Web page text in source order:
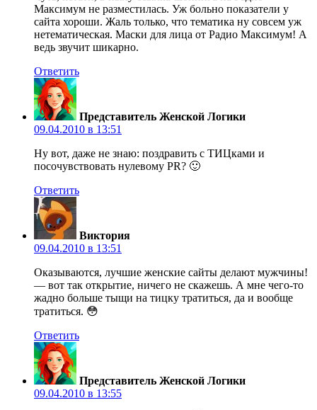
Максимум не разместилась. Уж больно показатели у
сайта хороши. Жаль только, что тематика ну совсем уж
нетематическая. Маски для лица от Радио Максимум! А
ведь звучит шикарно.
Ответить
Представитель Женской Логики
09.04.2010 в 13:51
Ну вот, даже не знаю: поздравить с ТИЦками и
посочувствовать нулевому PR? 🙂
Ответить
Виктория
09.04.2010 в 13:51
Оказываются, лучшие женские сайты делают мужчины!
— вот так открытие, ничего не скажешь. А мне чего-то
жадно больше тыщи на тицку тратиться, да и вообще
тратиться. 😳
Ответить
Представитель Женской Логики
09.04.2010 в 13:55